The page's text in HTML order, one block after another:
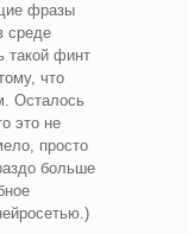
фразы
среде
такой финт
что
Осталось
это не
просто
больше